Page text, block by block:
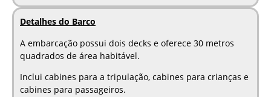
Detalhes do Barco
A embarcação possui dois decks e oferece 30 metros
quadrados de área habitável.
Inclui cabines para a tripulação, cabines para crianças e
cabines para passageiros.